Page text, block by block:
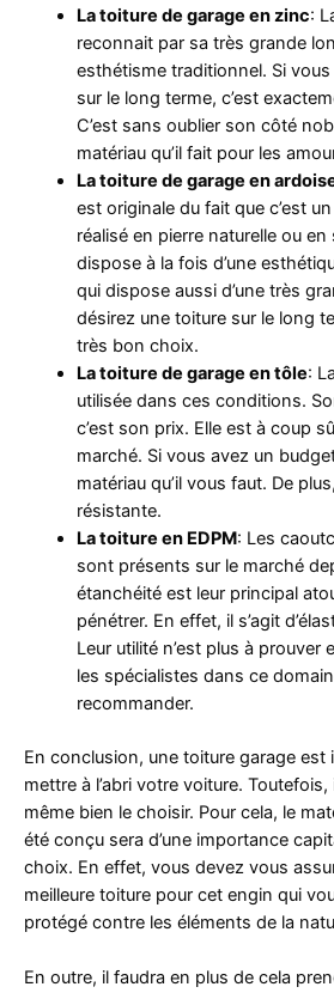
La toiture de garage en zinc:
reconnait par sa très grande
esthétisme traditionnel. Si
sur le long terme, c’est
C’est sans oublier son côté
matériau qu’il fait pour les
La toiture de garage en
est originale du fait que c’est
réalisé en pierre naturelle ou
dispose à la fois d’une
qui dispose aussi d’une très
désirez une toiture sur le long
très bon choix.
La toiture de garage en tôle:
utilisée dans ces conditions.
c’est son prix. Elle est à coup
marché. Si vous avez un
matériau qu’il vous faut. De
résistante.
La toiture en EDPM: Les
sont présents sur le marché
étanchéité est leur principal
pénétrer. En effet, il s’agit
Leur utilité n’est plus à prouver
les spécialistes dans ce
recommander.
En conclusion, une toiture garage est
mettre à l’abri votre voiture.
même bien le choisir. Pour cela, le
été conçu sera d’une importance
choix. En effet, vous devez vous
meilleure toiture pour cet engin qui
protégé contre les éléments de la
En outre, il faudra en plus de cela